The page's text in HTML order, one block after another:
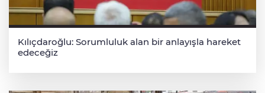
Kılıçdaroğlu: Sorumluluk alan bir anlayışla hareket
edeceğiz